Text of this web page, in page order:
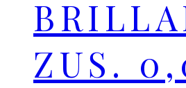
ZUS.